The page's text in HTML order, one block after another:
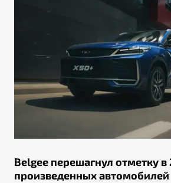
Belgee перешагнул отметку в
произведенных автомобилей